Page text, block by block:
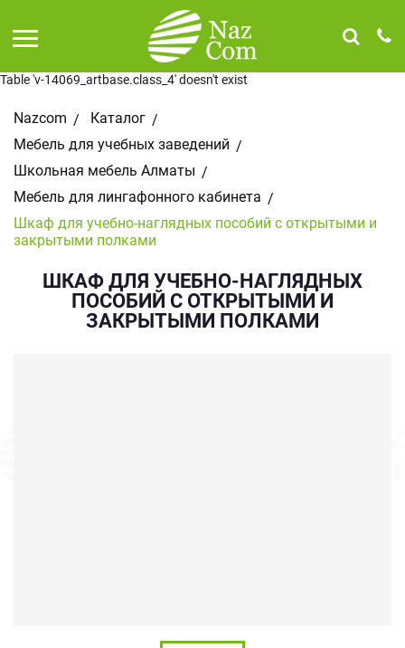
Table 'v-14069_artbase.class_4' doesn't exist
Nazcom
Каталог
Мебель для учебных заведений
Школьная мебель Алматы
Мебель для лингафонного кабинета
Шкаф для учебно-наглядных пособий с открытыми и
закрытыми полками
ШКАФ ДЛЯ УЧЕБНО-НАГЛЯДНЫХ
ПОСОБИЙ С ОТКРЫТЫМИ И
ЗАКРЫТЫМИ ПОЛКАМИ